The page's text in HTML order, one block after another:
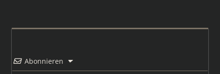
Abonnieren